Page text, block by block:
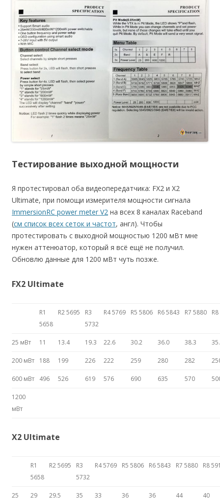
Тестирование выходной мощности
Я протестировал оба видеопередатчика: FX2 и X2
Ultimate, при помощи измерителя мощности сигнала
ImmersionRC power meter V2 на всех 8 каналах Raceband
(см список всех сеток и частот, англ). Чтобы
протестировать с выходной мощностью 1200 мВт мне
нужен аттенюатор, который я всё ещё не получил.
Обновлю данные для 1200 мВт чуть позже.
FX2 Ultimate
R1
5658
R2 5695
R3
5732
R4 5769 R5 5806 R6 5843 R7 5880
25 мВт 11 13.4 19.3 22.6 30.2 36.0 38.3
200 мВт 188 199 226 222 259 280 282
600 мВт 496 526 619 576 690 635 570
1200
мВт
X2 Ultimate
R1
5658
R2 5695
R3
5732
R4 5769 R5 5806 R6 5843 R7 5880 R8
25
29 29.5 35 33 36 36 44 40